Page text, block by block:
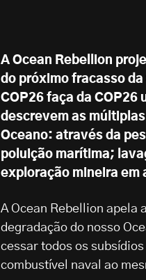
A Ocean Rebellion
do próximo fracasso da
COP26 faça da COP26
descrevem as
Oceano: através da
poluição marítima;
exploração mineira em
A Ocean Rebellion apela
degradação do nosso
cessar todos os
combustível naval ao